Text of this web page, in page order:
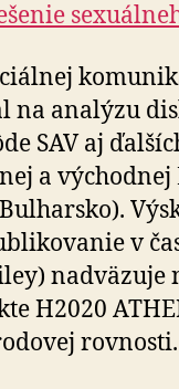
na analýzu
SAV aj
a
v
nadväzuje
H2020
rovnosti.